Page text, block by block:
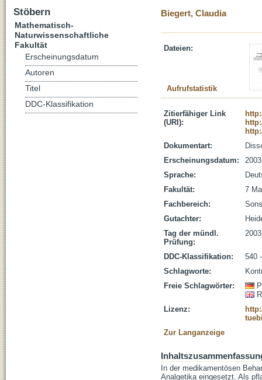
Biegert, Claudia
Dateien:
Aufrufstatistik
Zitierfähiger Link
(URI):
Dokumentart:
Erscheinungsdatum:
2003
Sprache:
Fakultät:
7
Fachbereich:
Gutachter:
Tag der mündl.
Prüfung:
DDC-Klassifikation:
540
Schlagworte:
Freie Schlagwörter:
Lizenz:
Zur Langanzeige
In der medikamentösen
Analgetika eingesetzt. Als
Stöbern
Mathematisch-
Naturwissenschaftliche
Fakultät
Erscheinungsdatum
Autoren
Titel
DDC-Klassifikation